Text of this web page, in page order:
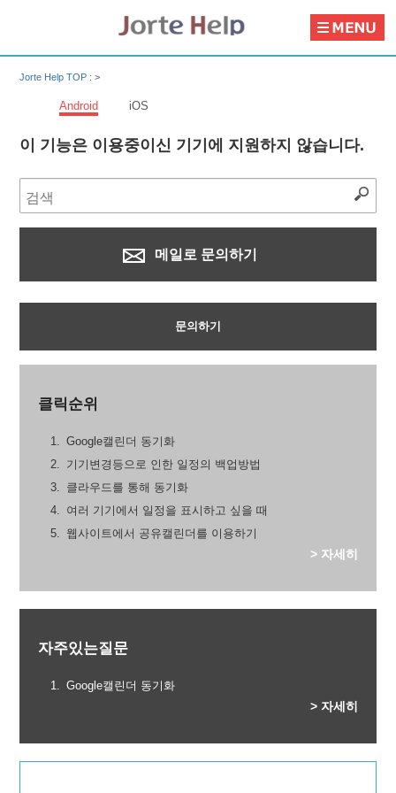
Jorte Help TOP :>
Android iOS
이 기능은 이용중이신 기기에 지원하지 않습니다.
메일로 문의하기
문의하기
클릭순위
Google캘린더 동기화
기기변경등으로 인한 일정의 백업방법
클라우드를 통해 동기화
여러 기기에서 일정을 표시하고 싶을 때
웹사이트에서 공유캘린더를 이용하기
> 자세히
자주있는질문
Google캘린더 동기화
> 자세히